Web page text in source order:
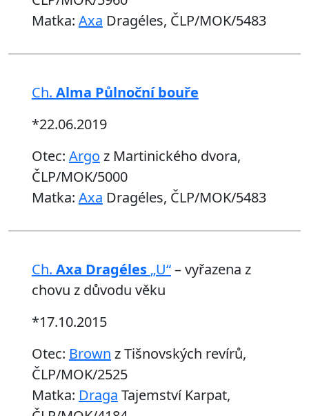
Matka: Axa Dragéles, ČLP/MOK/5483
Ch. Alma Půlnoční bouře
*22.06.2019
Otec: Argo z Martinického dvora,
ČLP/MOK/5000
Matka: Axa Dragéles, ČLP/MOK/5483
Ch. Axa Dragéles „U“– vyřazena z
chovu z důvodu věku
*17.10.2015
Otec: Brown z Tišnovských revírů,
ČLP/MOK/2525
Matka: Draga Tajemství Karpat,